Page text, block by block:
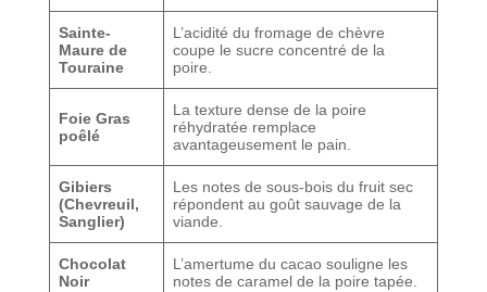
Sainte-
Maure de
Touraine
L’acidité du fromage de chèvre
coupe le sucre concentré de la
poire.
Foie Gras
poêlé
La texture dense de la poire
réhydratée remplace
avantageusement le pain.
Gibiers
(Chevreuil,
Sanglier)
Les notes de sous-bois du fruit sec
répondent au goût sauvage de la
viande.
Chocolat
Noir
L’amertume du cacao souligne les
notes de caramel de la poire tapée.